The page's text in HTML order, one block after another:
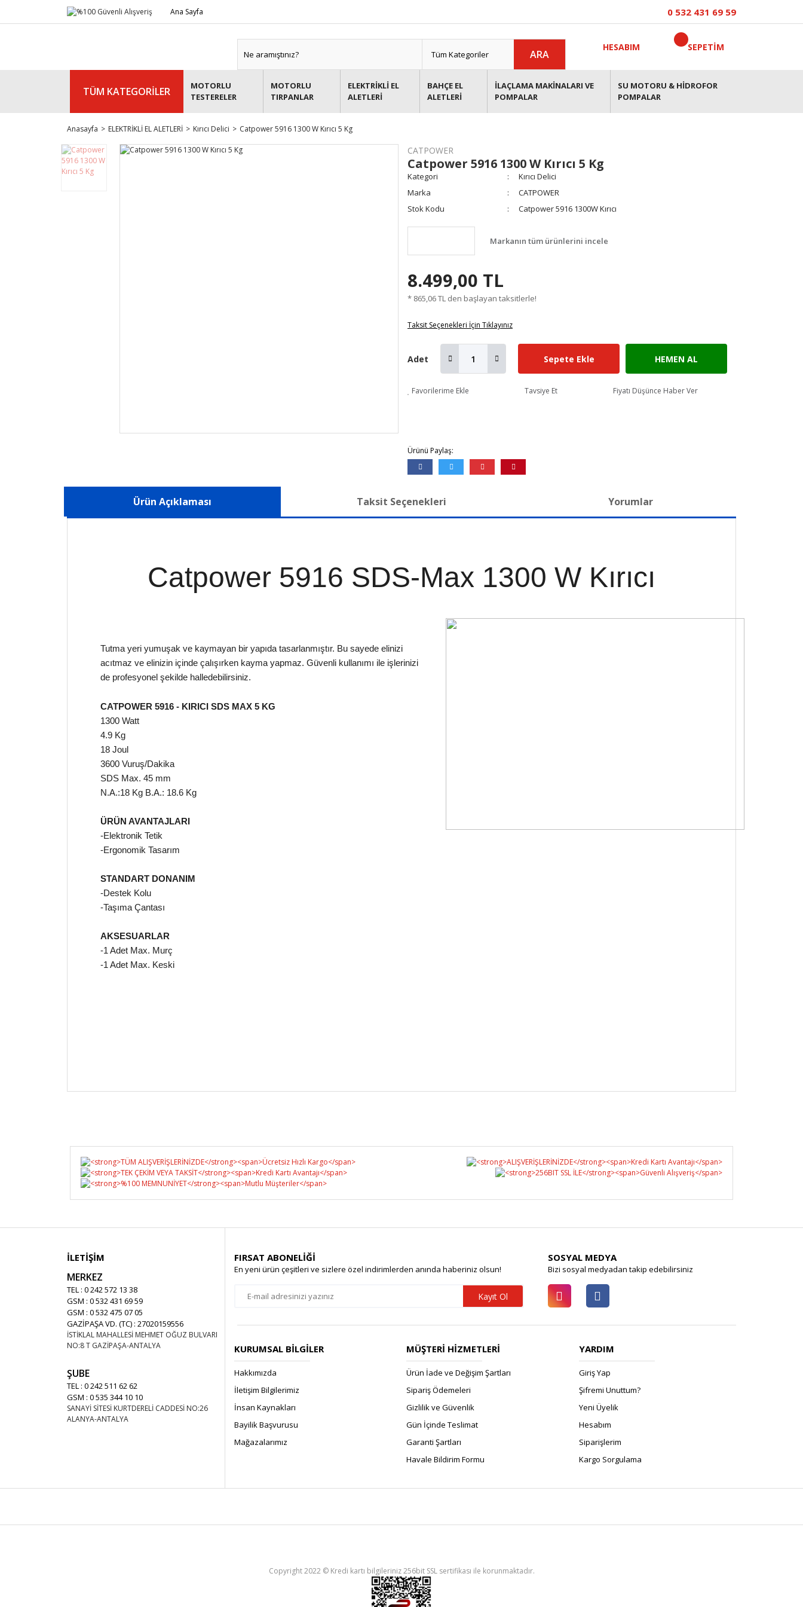
Ana Sayfa 0 532 431 69 59
ARA
HESABIM SEPETİM
TÜM KATEGORİLER
MOTORLU
TESTERELER
MOTORLU
TIRPANLAR
ELEKTRİKLİ EL
ALETLERİ
BAHÇE EL
ALETLERİ
İLAÇLAMA MAKİNALARI VE
POMPALAR
SU MOTORU & HİDROFOR
POMPALAR
Anasayfa ELEKTRİKLİ EL ALETLERİ Kırıcı Delici Catpower 5916 1300 W Kırıcı 5 Kg
CATPOWER
Catpower 5916 1300 W Kırıcı 5 Kg
Kategori
Kırıcı Delici
Marka
CATPOWER
Stok Kodu
Catpower 5916 1300W Kırıcı
Markanın tüm ürünlerini incele
8.499,00 TL
* 865,06 TL den başlayan taksitlerle!
Taksit Seçenekleri İçin Tıklayınız
Adet Sepete Ekle HEMEN AL
Favorilerime Ekle Tavsiye Et Fiyatı Düşünce Haber Ver
Ürünü Paylaş:
Ürün Açıklaması Taksit Seçenekleri Yorumlar
Catpower 5916 SDS-Max 1300 W Kırıcı
Tutma yeri yumuşak ve kaymayan bir yapıda tasarlanmıştır. Bu sayede elinizi
acıtmaz ve elinizin içinde çalışırken kayma yapmaz. Güvenli kullanımı ile işlerinizi
de profesyonel şekilde halledebilirsiniz.
CATPOWER 5916 - KIRICI SDS MAX 5 KG
1300 Watt
4.9 Kg
18 Joul
3600 Vuruş/Dakika
SDS Max. 45 mm
N.A.:18 Kg B.A.: 18.6 Kg
ÜRÜN AVANTAJLARI
-Elektronik Tetik
-Ergonomik Tasarım
STANDART DONANIM
-Destek Kolu
-Taşıma Çantası
AKSESUARLAR
-1 Adet Max. Murç
-1 Adet Max. Keski
İLETİŞİM
MERKEZ
TEL : 0 242 572 13 38
GSM : 0 532 431 69 59
GSM : 0 532 475 07 05
GAZİPAŞA VD. (TC) : 27020159556
İSTİKLAL MAHALLESİ MEHMET OĞUZ BULVARI
NO:8 T GAZİPAŞA-ANTALYA
ŞUBE
TEL : 0 242 511 62 62
GSM : 0 535 344 10 10
SANAYİ SİTESİ KURTDERELİ CADDESİ NO:26
ALANYA-ANTALYA
FIRSAT ABONELİĞİ
En yeni ürün çeşitleri ve sizlere özel indirimlerden anında haberiniz olsun!
Kayıt Ol
SOSYAL MEDYA
Bizi sosyal medyadan takip edebilirsiniz
KURUMSAL BİLGİLER
Hakkımızda
İletişim Bilgilerimiz
İnsan Kaynakları
Bayilik Başvurusu
Mağazalarımız
MÜŞTERİ HİZMETLERİ
Ürün İade ve Değişim Şartları
Sipariş Ödemeleri
Gizlilik ve Güvenlik
Gün İçinde Teslimat
Garanti Şartları
Havale Bildirim Formu
YARDIM
Giriş Yap
Şifremi Unuttum?
Yeni Üyelik
Hesabım
Siparişlerim
Kargo Sorgulama
Copyright 2022 © Kredi kartı bilgileriniz 256bit SSL sertifikası ile korunmaktadır.